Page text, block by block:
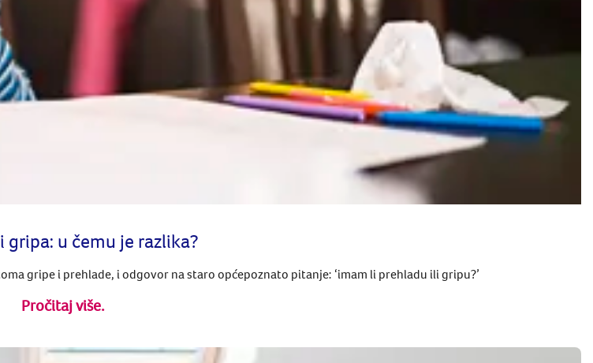
gripa: u čemu je razlika?
gripe i prehlade, i odgovor na staro općepoznato pitanje: ‘imam li prehladu ili gripu?’
Pročitaj više.